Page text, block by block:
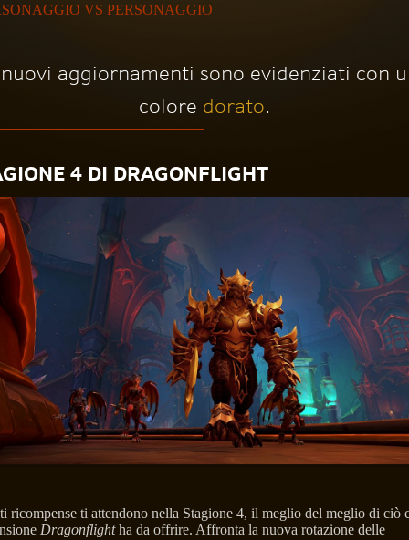
VS PERSONAGGIO
aggiornamenti sono evidenziati con
colore dorato.
4 DI DRAGONFLIGHT
ricompense ti attendono nella Stagione 4, il meglio del meglio di ciò
Dragonflightha da offrire. Affronta la nuova rotazione delle